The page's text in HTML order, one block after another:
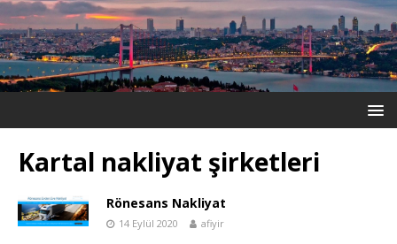
Kartal nakliyat şirketleri
Rönesans Nakliyat
14 Eylül 2020 afiyir